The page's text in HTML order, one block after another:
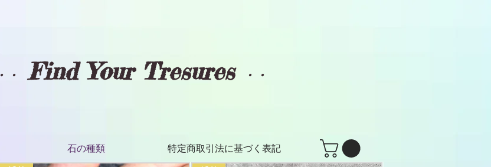
・・Find Your Tresures ・・
石の種類 特定商取引法に基づく表記